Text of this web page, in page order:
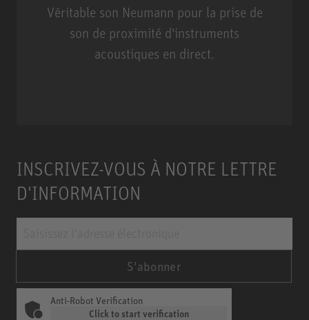
Véritable son Neumann pour la prise de
son de proximité d'instruments
acoustiques en direct.
INSCRIVEZ-VOUS À NOTRE LETTRE
D'INFORMATION
S'abonner
Anti-Robot Verification
Click to start verification